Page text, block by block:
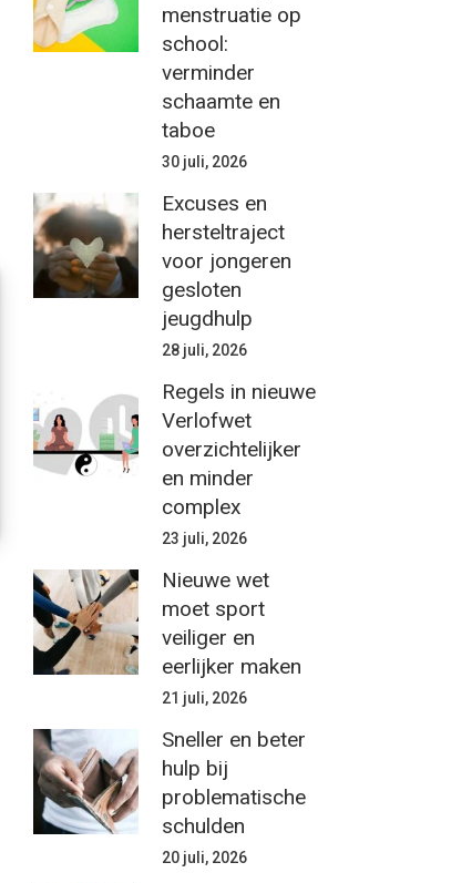
menstruatie op
school:
verminder
schaamte en
taboe
30 juli, 2026
Excuses en
hersteltraject
voor jongeren
gesloten
jeugdhulp
28 juli, 2026
Regels in nieuwe
Verlofwet
overzichtelijker
en minder
complex
23 juli, 2026
Nieuwe wet
moet sport
veiliger en
eerlijker maken
21 juli, 2026
Sneller en beter
hulp bij
problematische
schulden
20 juli, 2026